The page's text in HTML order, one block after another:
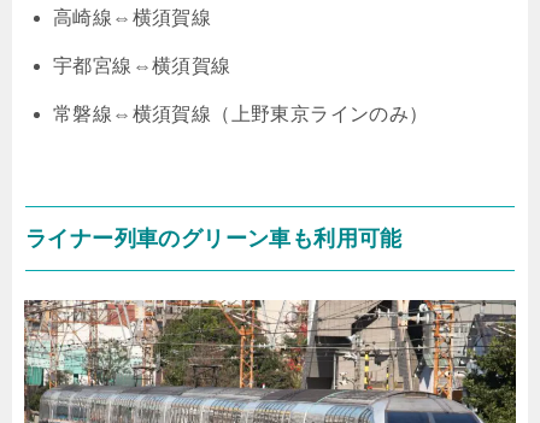
高崎線⇔横須賀線
宇都宮線⇔横須賀線
常磐線⇔横須賀線（上野東京ラインのみ）
ライナー列車のグリーン車も利用可能